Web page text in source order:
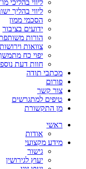
ליווי בהליכי
ליווי בהליך
הסכמי ממון
ידועים בציבור
הורות
צוואות וירושות
יפוי כח
חוות דעת
מכתבי תודה
פורום
צור קשר
טיפים למתגרשים
מן התקשורת
ראשי
אודות
מידע מקצועי
גישור
יעוץ לגירושין